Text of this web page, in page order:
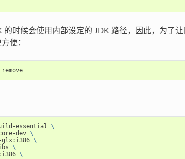
时候会使用内部设定的 JDK 路径，因此，为了
便：
sudo /var/lib/dpkg/info/openjdk-7-jdk:amd64.prerm remove
essential \
dev \
glx:i386 \
\
\